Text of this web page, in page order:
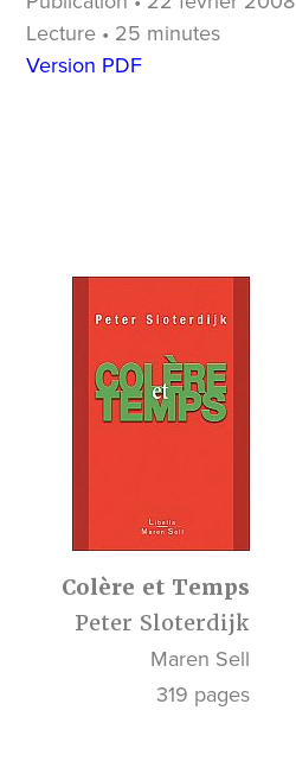
Lecture • 25 minutes
Version PDF
Colère et Temps
Peter Sloterdijk
Maren Sell
319 pages